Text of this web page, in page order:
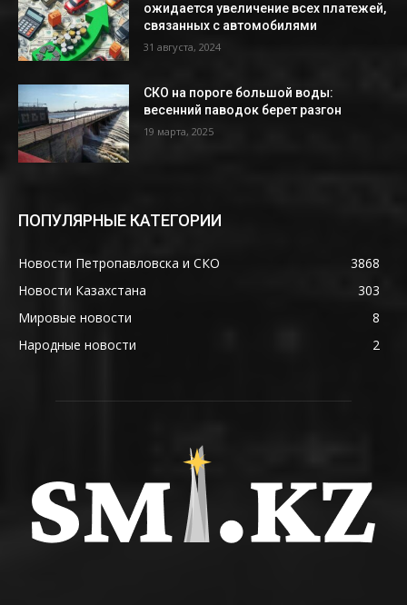
ожидается увеличение всех платежей,
связанных с автомобилями
31 августа, 2024
СКО на пороге большой воды:
весенний паводок берет разгон
19 марта, 2025
ПОПУЛЯРНЫЕ КАТЕГОРИИ
Новости Петропавловска и СКО
3868
Новости Казахстана
303
Мировые новости
8
Народные новости
2